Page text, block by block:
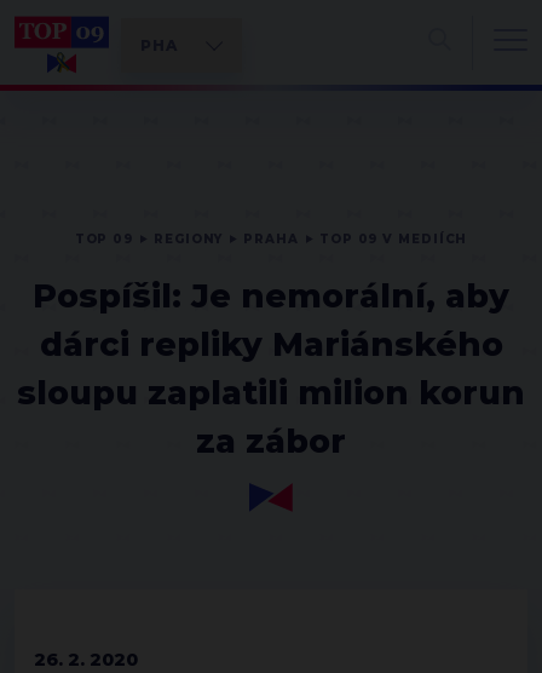
Pospíšil: Je nemorální, aby
dárci repliky Mariánského
sloupu zaplatili milion korun
za zábor
26. 2. 2020